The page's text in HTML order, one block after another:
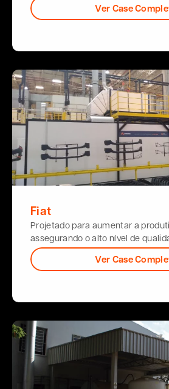
Ver Case
Fiat
Projetado para aumentar a
assegurando o alto nível de
Ver Case